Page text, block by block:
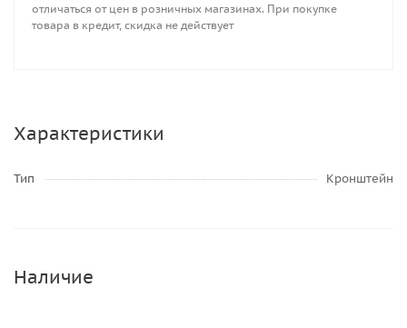
отличаться от цен в розничных магазинах. При покупке
товара в кредит, скидка не действует
Характеристики
Тип Кронштейн
Наличие